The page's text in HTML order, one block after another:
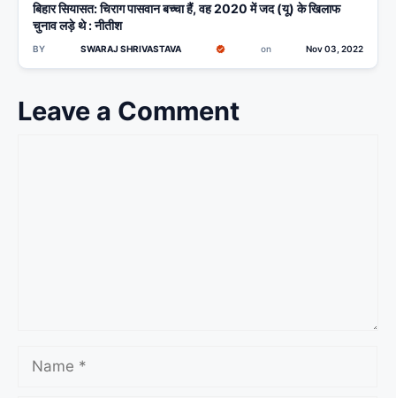
बिहार सियासत: चिराग पासवान बच्चा हैं, वह 2020 में जद (यू) के खिलाफ
चुनाव लड़े थे : नीतीश
BY SWARAJ SHRIVASTAVA on Nov 03, 2022
Leave a Comment